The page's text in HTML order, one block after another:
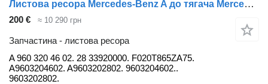
Листова ресора Mercedes-Benz A до тягача Mercedes-Benz ACTROS MP4
200 € ≈ 10 290 грн
Запчастина - листова ресора
A 960 320 46 02. 28 33920000. F020T865ZA75.
A9603204602. A9603202802. 9603204602..
9603202802.